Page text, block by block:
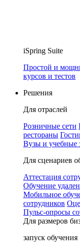
iSpring Suite
Простой и
курсов и тестов
Решения
Для отраслей
Розничные сети
рестораны
Вузы и учебные
Для сценариев
Аттестация
Обучение
Мобильное
сотрудников
Пульс-опросы
Для размеров
запуск обучения